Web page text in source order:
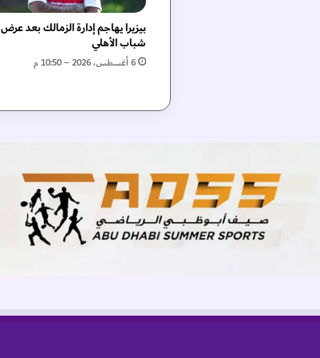
ل
م
ر
ي
د
بيزيرا يهاجم إدارة الزمالك بعد عرض
شباب الأهلي
6 أغسطس، 2026 – 10:50 م